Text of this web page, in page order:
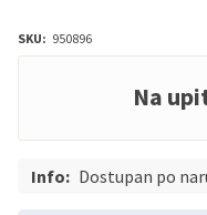
SKU: 950896
Na
Info: Dostupan po